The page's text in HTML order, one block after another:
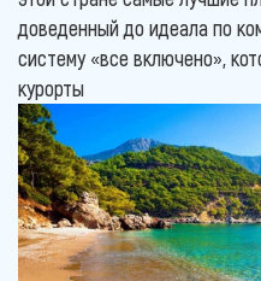
доведенный до идеала по
систему «все включено»,
курорты